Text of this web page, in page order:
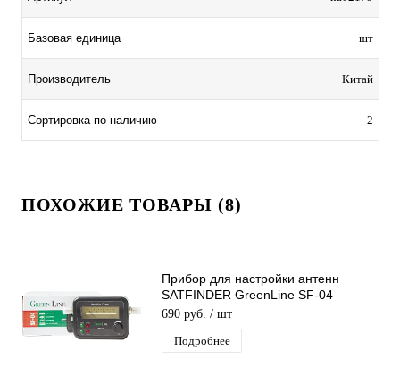
Базовая единица шт
Производитель Китай
Сортировка по наличию 2
ПОХОЖИЕ ТОВАРЫ (8)
Прибор для настройки антенн
SATFINDER GreenLine SF-04
стрелочный измеритель спутникового
сигнала
690 руб. / шт
Подробнее